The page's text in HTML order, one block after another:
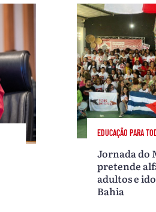
EDUCAÇÃO PARA
Jornada do
pretende
adultos e
Bahia